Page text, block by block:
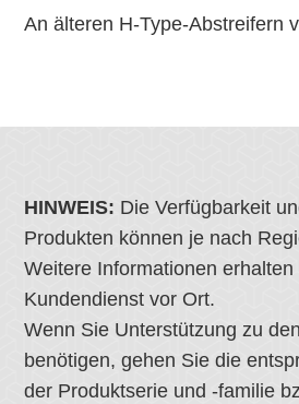
An älteren H-Type-Abstreifern
HINWEIS: Die Verfügbarkeit
Produkten können je nach
Weitere Informationen erhalten
Kundendienst vor Ort.
Wenn Sie Unterstützung zu
benötigen, gehen Sie die
der Produktserie und -familie